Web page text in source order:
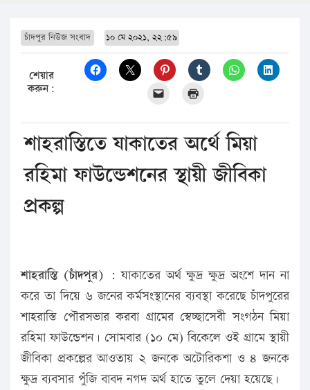
চাঁদপুর নিউজ সংবাদ ১০ মে ২০২১, ২২:৫৯
শেয়ার
করুন:
শাহরাস্তিতে যাকাতের অর্থে মিয়া
রহিমা ফাউন্ডেশনের স্থায়ী জীবিকা
প্রকল্প
শাহরাস্তি (চাঁদপুর) : যাকাতের অর্থ ক্ষুদ্র ক্ষুদ্র অংশে দান না
করে তা দিয়ে ৬ জনের কর্মসংস্থানের ব্যবস্থা করেছে চাঁদপুরের
শাহরাস্তি পৌরসভার করবা গ্রামের স্বেচ্ছাসেবী সংগঠন মিয়া
রহিমা ফাউন্ডেশন। সোমবার (১০ মে) বিকেলে ওই গ্রামে স্থায়ী
জীবিকা প্রকল্পের আওতায় ২ জনকে অটোরিকশা ও ৪ জনকে
ক্ষুদ্র ব্যবসার পুঁজি বাবদ নগদ অর্থ হাতে তুলে দেয়া হয়েছে।